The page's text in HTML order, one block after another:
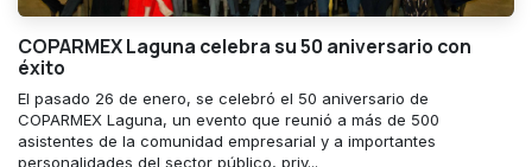
COPARMEX Laguna celebra su 50 aniversario con
éxito
El pasado 26 de enero, se celebró el 50 aniversario de
COPARMEX Laguna, un evento que reunió a más de 500
asistentes de la comunidad empresarial y a importantes
personalidades del sector público, priv...